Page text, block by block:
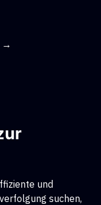
→
und
suchen,